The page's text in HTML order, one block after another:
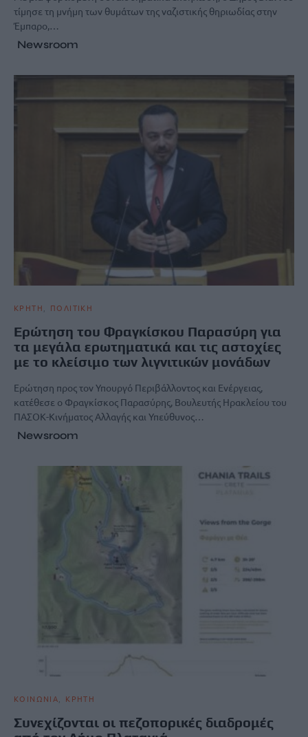
τίμησε τη μνήμη των θυμάτων της ναζιστικής θηριωδίας στην
Έμπαρο,…
Newsroom
ΚΡΗΤΗ ΠΟΛΙΤΙΚΗ
Ερώτηση του Φραγκίσκου Παρασύρη για
τα μεγάλα ερωτηματικά και τις αστοχίες
με το κλείσιμο των λιγνιτικών μονάδων
Ερώτηση προς τον Υπουργό Περιβάλλοντος και Ενέργειας,
κατέθεσε ο Φραγκίσκος Παρασύρης, Βουλευτής Ηρακλείου του
ΠΑΣΟΚ-Κινήματος Αλλαγής και Υπεύθυνος…
Newsroom
ΚΟΙΝΩΝΙΑ ΚΡΗΤΗ
Συνεχίζονται οι πεζοπορικές διαδρομές